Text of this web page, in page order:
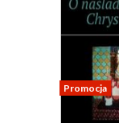
Promocja